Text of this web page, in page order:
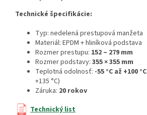
Technické špecifikácie:
Typ: nedelená prestupová manžeta
Materiál: EPDM + hliníková podstava
Rozmer prestupu: 152 – 279 mm
Rozmer podstavy: 355 × 355 mm
Teplotná odolnosť: -55 °C až +100 °C
+135 °C)
Záruka: 20 rokov
Technický list